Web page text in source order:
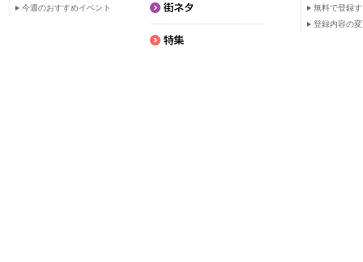
今週のおすすめイベント
無料で登録
登録内容の